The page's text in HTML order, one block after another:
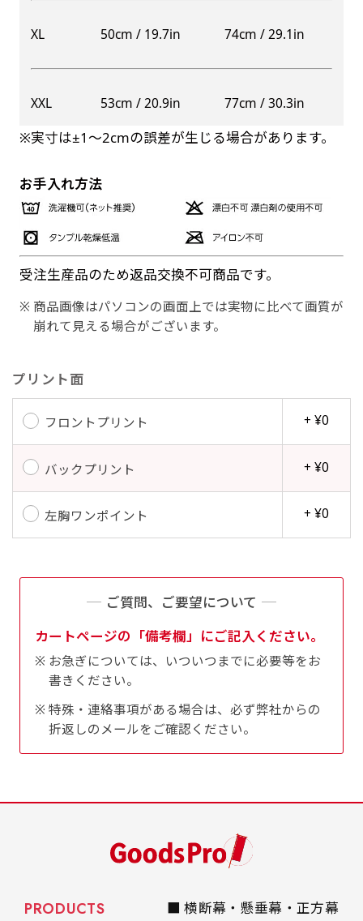
XL 50cm / 19.7in 74cm / 29.1in
XXL 53cm / 20.9in 77cm / 30.3in
※実寸は±1〜2cmの誤差が生じる場合があります。
お手入れ方法
受注生産品のため返品交換不可商品です。
商品画像はパソコンの画面上では実物に比べて画質が
崩れて見える場合がございます。
プリント面
フロントプリント + ¥0
バックプリント + ¥0
左胸ワンポイント + ¥0
ご質問、ご要望について
カートページの「備考欄」にご記入ください。
お急ぎについては、いついつまでに必要等をお
書きください。
特殊・連絡事項がある場合は、必ず弊社からの
折返しのメールをご確認ください。
PRODUCTS
■ 横断幕・懸垂幕・正方幕